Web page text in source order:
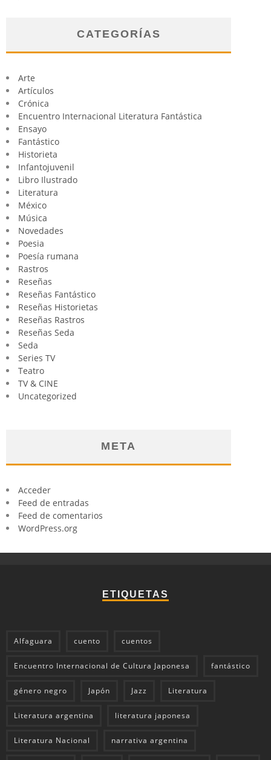
CATEGORÍAS
Arte
Artículos
Crónica
Encuentro Internacional Literatura Fantástica
Ensayo
Fantástico
Historieta
Infantojuvenil
Libro Ilustrado
Literatura
México
Música
Novedades
Poesia
Poesía rumana
Rastros
Reseñas
Reseñas Fantástico
Reseñas Historietas
Reseñas Rastros
Reseñas Seda
Seda
Series TV
Teatro
TV & CINE
Uncategorized
META
Acceder
Feed de entradas
Feed de comentarios
WordPress.org
ETIQUETAS
Alfaguara cuento cuentos
Encuentro Internacional de Cultura Japonesa fantástico
género negro Japón Jazz Literatura
Literatura argentina literatura japonesa
Literatura Nacional narrativa argentina